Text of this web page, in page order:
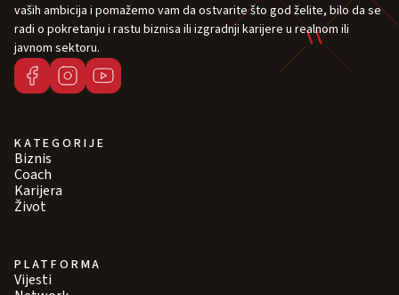
vaših ambicija i pomažemo vam da ostvarite što god želite, bilo da se
radi o pokretanju i rastu biznisa ili izgradnji karijere u realnom ili
javnom sektoru.
KATEGORIJE
Biznis
Coach
Karijera
Život
PLATFORMA
Vijesti